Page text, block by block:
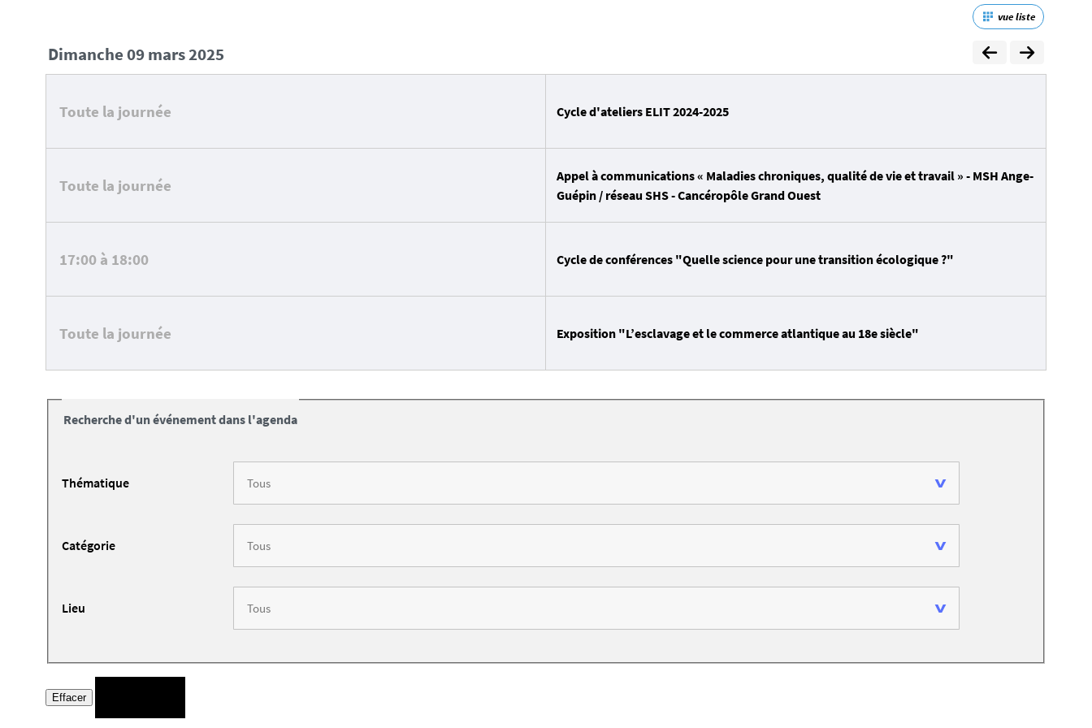
vue liste
dimanche 09 mars 2025
Toute la journée Cycle d'ateliers ELIT 2024-2025
Toute la journée
Appel à communications « Maladies chroniques, qualité de vie et travail » - MSH Ange-
Guépin / réseau SHS - Cancéropôle Grand Ouest
17:00 à 18:00 Cycle de conférences "Quelle science pour une transition écologique ?"
Toute la journée Exposition "L’esclavage et le commerce atlantique au 18e siècle"
Recherche d'un événement dans l'agenda
Thématique
Catégorie
Lieu